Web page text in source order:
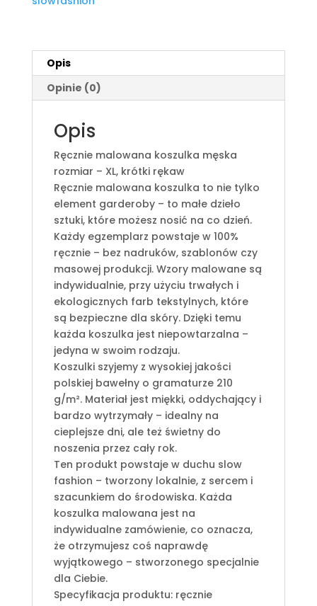
JurijOpis
Opinie (0)
Opis
Ręcznie malowana koszulka męska
rozmiar – XL, krótki rękaw
Ręcznie malowana koszulka to nie tylko
element garderoby – to małe dzieło
sztuki, które możesz nosić na co dzień.
Każdy egzemplarz powstaje w 100%
ręcznie – bez nadruków, szablonów czy
masowej produkcji. Wzory malowane są
indywidualnie, przy użyciu trwałych i
ekologicznych farb tekstylnych, które
są bezpieczne dla skóry. Dzięki temu
każda koszulka jest niepowtarzalna –
jedyna w swoim rodzaju.
Koszulki szyjemy z wysokiej jakości
polskiej bawełny o gramaturze 210
g/m². Materiał jest miękki, oddychający i
bardzo wytrzymały – idealny na
cieplejsze dni, ale też świetny do
noszenia przez cały rok.
Ten produkt powstaje w duchu slow
fashion – tworzony lokalnie, z sercem i
szacunkiem do środowiska. Każda
koszulka malowana jest na
indywidualne zamówienie, co oznacza,
że otrzymujesz coś naprawdę
wyjątkowego – stworzonego specjalnie
dla Ciebie.
Specyfikacja produktu: ręcznie